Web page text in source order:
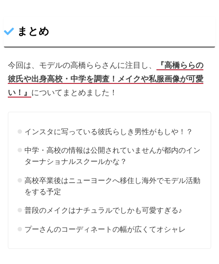
まとめ
今回は、モデルの高橋ららさんに注目し、
『高橋ららの
彼氏や出身高校・中学を調査！メイクや私服画像が可愛
い！』 についてまとめました！
インスタに写っている彼氏らしき男性がもしや！？
中学・高校の情報は公開されていませんが都内のイン
ターナショナルスクールかな？
高校卒業後はニューヨークへ移住し海外でモデル活動
をする予定
普段のメイクはナチュラルでしかも可愛すぎる♪
プーさんのコーディネートの幅が広くてオシャレ